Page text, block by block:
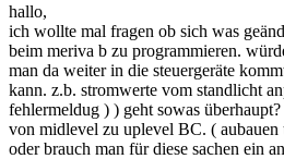
hallo,
ich wollte mal fragen ob sich was
beim meriva b zu programmieren.
man da weiter in die steuergeräte
kann. z.b. stromwerte vom standlicht
fehlermeldug ) ) geht sowas
von midlevel zu uplevel BC. (
oder brauch man für diese sachen ein